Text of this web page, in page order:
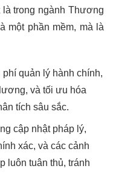
trong ngành Thương
một phần mềm, mà là
phí quản lý hành chính,
và tối ưu hóa
tích sâu sắc.
cập nhật pháp lý,
xác, và các cảnh
luôn tuân thủ, tránh